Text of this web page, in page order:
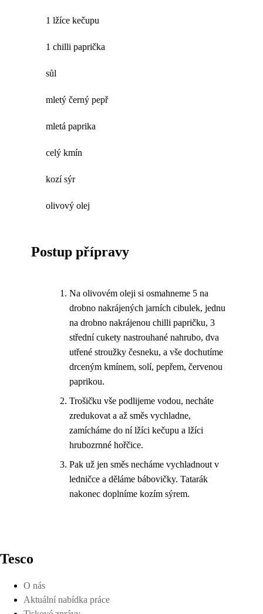
1 lžíce kečupu
1 chilli paprička
sůl
mletý černý pepř
mletá paprika
celý kmín
kozí sýr
olivový olej
Postup přípravy
Na olivovém oleji si osmahneme 5 na
drobno nakrájených jarních cibulek, jednu
na drobno nakrájenou chilli papričku, 3
střední cukety nastrouhané nahrubo, dva
utřené stroužky česneku, a vše dochutíme
drceným kmínem, solí, pepřem, červenou
paprikou.
Trošičku vše podlijeme vodou, necháte
zredukovat a až směs vychladne,
zamícháme do ní lžíci kečupu a lžíci
hrubozrnné hořčice.
Pak už jen směs necháme vychladnout v
ledničce a děláme bábovičky. Tatarák
nakonec doplníme kozím sýrem.
Tesco
O nás
Aktuální nabídka práce